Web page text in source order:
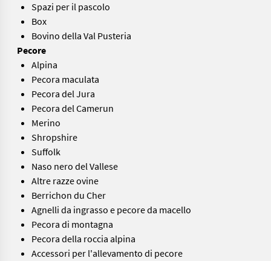
Spazi per il pascolo
Box
Bovino della Val Pusteria
Pecore
Alpina
Pecora maculata
Pecora del Jura
Pecora del Camerun
Merino
Shropshire
Suffolk
Naso nero del Vallese
Altre razze ovine
Berrichon du Cher
Agnelli da ingrasso e pecore da macello
Pecora di montagna
Pecora della roccia alpina
Accessori per l'allevamento di pecore